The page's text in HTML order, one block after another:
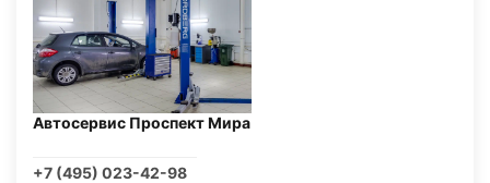
Автосервис Проспект Мира
+7 (495) 023-42-98